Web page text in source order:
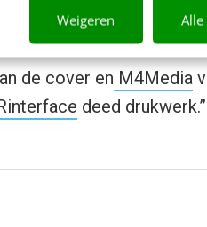
Weigeren Alle
van Alblasserdam.
mede de website
de cover en M4Media
deed drukwerk.”